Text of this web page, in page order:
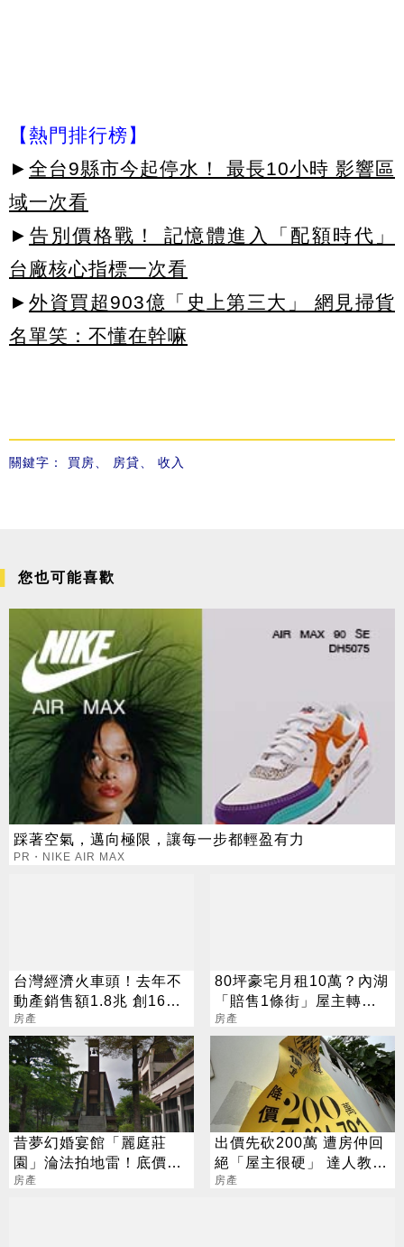
【熱門排行榜】
► 全台9縣市今起停水！ 最長10小時 影響區
域一次看
► 告別價格戰！ 記憶體進入「配額時代」
台廠核心指標一次看
► 外資買超903億「史上第三大」 網見掃貨
名單笑：不懂在幹嘛
關鍵字： 買房 房貸 收入
您也可能喜歡
踩著空氣，邁向極限，讓每一步都輕盈有力
PR・NIKE AIR MAX
台灣經濟火車頭！去年不
動產銷售額1.8兆 創16年
新高
房產
80坪豪宅月租10萬？內湖
「賠售1條街」屋主轉租
硬撐
房產
昔夢幻婚宴館「麗庭莊
園」淪法拍地雷！底價2
億 建物得立拆
房產
出價先砍200萬 遭房仲回
絕「屋主很硬」 達人教斡
旋前必做3動作
房產